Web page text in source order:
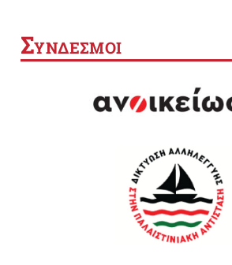
ΣΥΝΔΕΣΜΟΙ